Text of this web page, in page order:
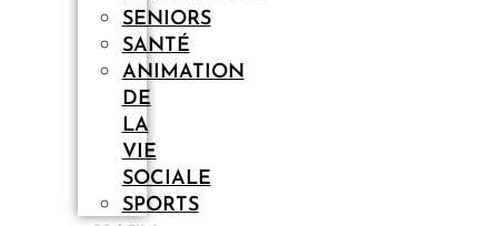
SENIORS
SANTÉ
ANIMATION
DE
LA
VIE
SOCIALE
SPORTS